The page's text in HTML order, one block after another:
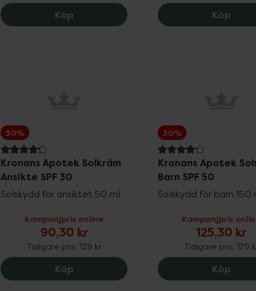
KöpKronans Apotek Solkräm Ansikte SPF
Köp
30%
4.2 av 5 i omdöme
Kronans Apotek Solkräm
Ansikte SPF 30
Solskydd för ansiktet 50 ml
Kampanjpris online
90,30 kr
Tidigare pris: 129 kr
KöpKronans Apotek Solkräm Ansikte SPF
30%
4.2 av 5 i omdöme
Kronans Apotek
Barn SPF 50
Solskydd för barn 150
Kampanjpris
125,30 kr
Tidigare pris: 179
Köp